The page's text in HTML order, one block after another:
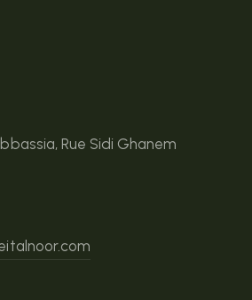
Rue Sidi Ghanem